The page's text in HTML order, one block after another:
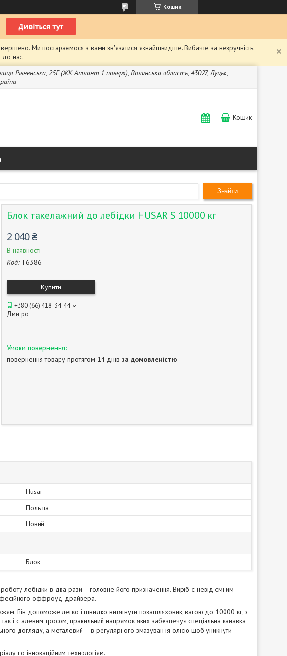
Кошик
Ми постараємося з вами зв'язатися якнайшвидше. Вибачте за незручність.
до нас.
Рівненська, 25Е (ЖК Атлант 1 поверх), Волинська область, 43027, Луцьк,
Кошик
Знайти
Блок такелажний до лебідки HUSAR S 10000 кг
2 040 ₴
В наявності
Код: T6386
Купити
+380 (66) 418-34-44
Дмитро
повернення товару протягом 14 днів за домовленістю
Husar
Польща
Новий
Блок
лебідки в два рази – головне його призначення. Виріб є невід'ємним
оффроуд-драйвера.
Він допоможе легко і швидко витягнути позашляховик, вагою до 10000 кг, з
і сталевим тросом, правильний напрямок яких забезпечує спеціальна канавка
догляду, а металевий – в регулярного змазування олією щоб уникнути
по інноваційним технологіям.